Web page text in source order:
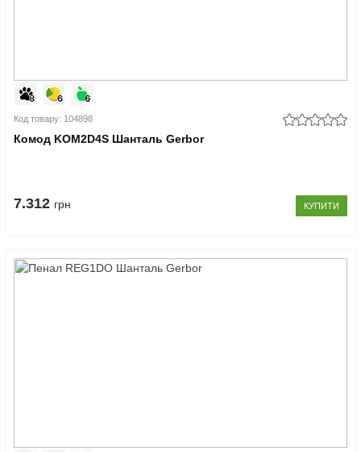
Код товару: 104898
Комод KOM2D4S Шанталь Gerbor
7.312 грн КУПИТИ